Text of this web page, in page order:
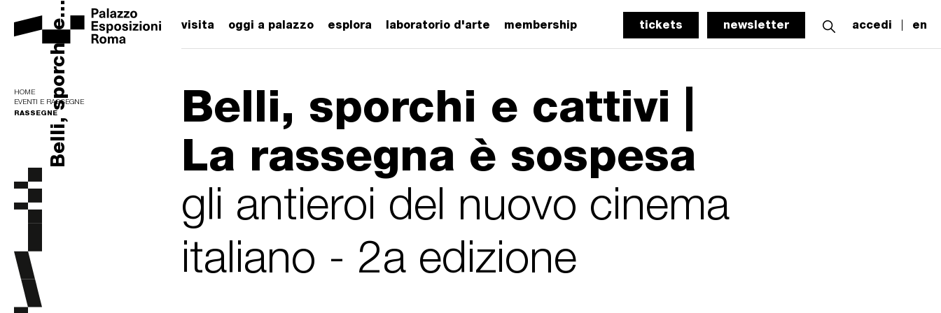
visita oggi a palazzo esplora laboratorio d'arte membership tickets newsletter accedi en
HOME
EVENTI E RASSEGNE
RASSEGNEBelli, sporchi e...
Belli, sporchi e cattivi |
La rassegna è sospesa
gli antieroi del nuovo cinema
italiano - 2a edizione